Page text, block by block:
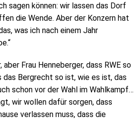
sagen können: wir lassen das Dorf
die Wende. Aber der Konzern hat
was ich nach einem Jahr
aber Frau Henneberger, dass RWE so
das Bergrecht so ist, wie es ist, das
schon vor der Wahl im Wahlkampf…
wir wollen dafür sorgen, dass
verlassen muss, dass die